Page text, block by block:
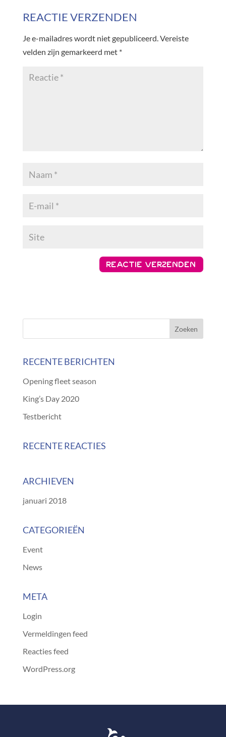
REACTIE VERZENDEN
Je e-mailadres wordt niet gepubliceerd. Vereiste
velden zijn gemarkeerd met *
RECENTE BERICHTEN
Opening fleet season
King’s Day 2020
Testbericht
RECENTE REACTIES
ARCHIEVEN
januari 2018
CATEGORIEËN
Event
News
META
Login
Vermeldingen feed
Reacties feed
WordPress.org